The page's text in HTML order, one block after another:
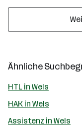
Ähnliche
HTL in Wels
HAK in Wels
Assistenz in Wels